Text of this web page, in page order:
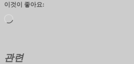
이것이 좋아요:
로
관련